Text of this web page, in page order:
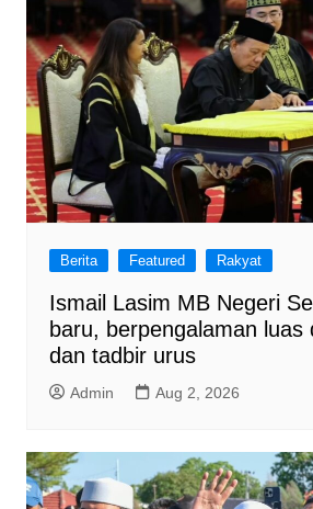
Berita Featured Rakyat
Ismail Lasim MB Negeri
baru, berpengalaman luas
dan tadbir urus
Admin Aug 2, 2026